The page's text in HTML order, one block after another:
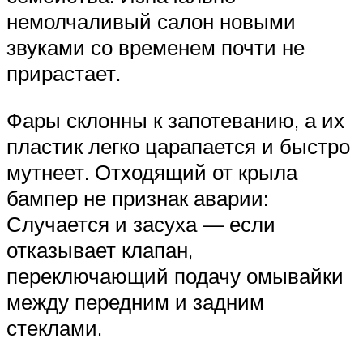
немолчаливый салон новыми
звуками со временем почти не
прирастает.
Фары склонны к запотеванию, а их
пластик легко царапается и быстро
мутнеет. Отходящий от крыла
бампер не признак аварии:
Случается и засуха — если
отказывает клапан,
переключающий подачу омывайки
между передним и задним
стеклами.